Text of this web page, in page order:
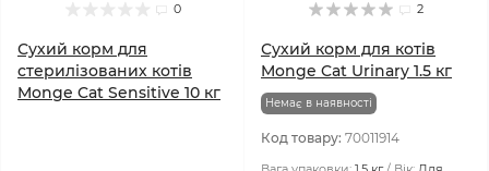
0
Сухий корм для
стерилізованих котів
Monge Cat Sensitive 10 кг
2
Сухий корм для котів
Monge Cat Urinary 1.5 кг
Немає в наявності
Код товару: 70011914